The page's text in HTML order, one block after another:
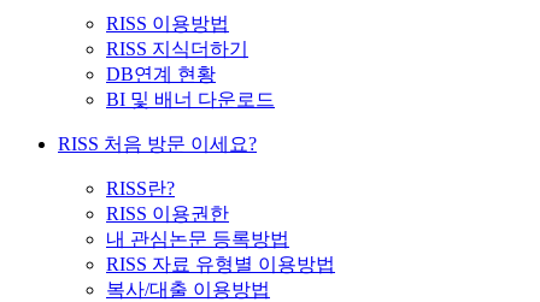
RISS 이용방법
RISS 지식더하기
DB연계 현황
BI 및 배너 다운로드
RISS 처음 방문 이세요?
RISS란?
RISS 이용권한
내 관심논문 등록방법
RISS 자료 유형별 이용방법
복사/대출 이용방법